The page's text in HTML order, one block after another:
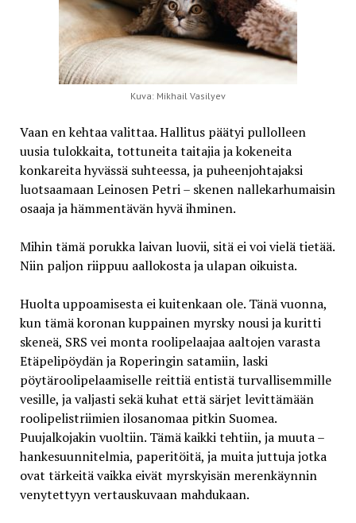
Kuva: Mikhail Vasilyev
Vaan en kehtaa valittaa. Hallitus päätyi pullolleen
uusia tulokkaita, tottuneita taitajia ja kokeneita
konkareita hyvässä suhteessa, ja puheenjohtajaksi
luotsaamaan Leinosen Petri – skenen nallekarhumaisin
osaaja ja hämmentävän hyvä ihminen.
Mihin tämä porukka laivan luovii, sitä ei voi vielä tietää.
Niin paljon riippuu aallokosta ja ulapan oikuista.
Huolta uppoamisesta ei kuitenkaan ole. Tänä vuonna,
kun tämä koronan kuppainen myrsky nousi ja kuritti
skeneä, SRS vei monta roolipelaajaa aaltojen varasta
Etäpelipöydän ja Roperingin satamiin, laski
pöytäroolipelaamiselle reittiä entistä turvallisemmille
vesille, ja valjasti sekä kuhat että särjet levittämään
roolipelistriimien ilosanomaa pitkin Suomea.
Puujalkojakin vuoltiin. Tämä kaikki tehtiin, ja muuta –
hankesuunnitelmia, paperitöitä, ja muita juttuja jotka
ovat tärkeitä vaikka eivät myrskyisän merenkäynnin
venytettyyn vertauskuvaan mahdukaan.